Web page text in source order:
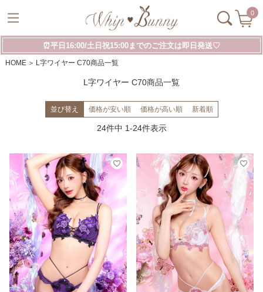
0
⏰平日16:00/土日祝15:00までのご注文は即日発送♡
HOME L字ワイヤー C70商品一覧
L字ワイヤー C70商品一覧
並び替え 価格が安い順 価格が高い順 新着順
24件中 1-24件表示